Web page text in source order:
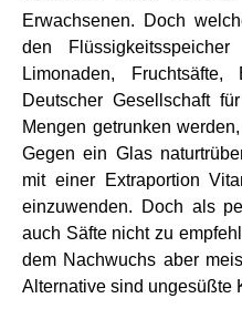
Erwachsenen. Doch
den
Limonaden,
Deutscher Gesellschaft
Mengen getrunken
Gegen ein Glas
mit einer Extraportion
einzuwenden. Doch als
auch Säfte nicht zu
dem Nachwuchs aber
Alternative sind ungesüßte